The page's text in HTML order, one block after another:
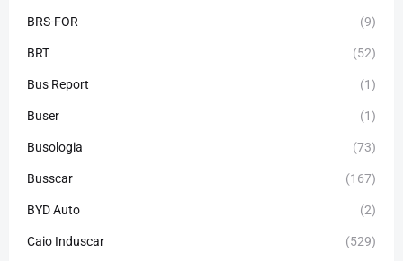
BRS-FOR (9)
BRT (52)
Bus Report (1)
Buser (1)
Busologia (73)
Busscar (167)
BYD Auto (2)
Caio Induscar (529)